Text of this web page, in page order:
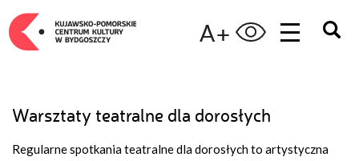
A+
Warsztaty teatralne dla dorosłych
Regularne spotkania teatralne dla dorosłych to artystyczna